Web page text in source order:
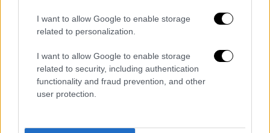
I want to allow Google to enable storage
related to personalization.
I want to allow Google to enable storage
related to security, including authentication
functionality and fraud prevention, and other
user protection.
φρεάτιο εκτιμούν ότι θα βρουν κι άλλα
πτώματα, καθώς τα στιγμιότυπα από τις
κάμερες δείχνουν όγκους που μοιάζουν με
σορούς.
Ο «Ορέστης» έστειλε μήνυμα σε μάνα